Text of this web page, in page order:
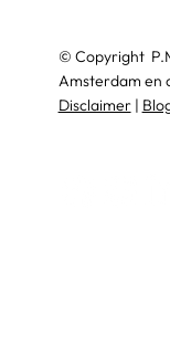
© Copyright
Amsterdam en
Disclaimer|